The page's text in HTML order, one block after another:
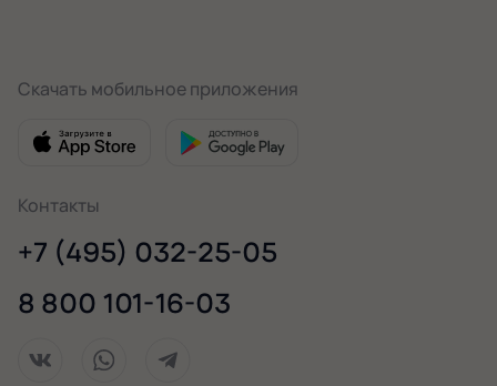
Скачать мобильное приложения
Контакты
+7 (495) 032-25-05
8 800 101-16-03